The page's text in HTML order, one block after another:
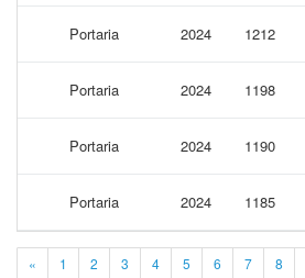
Portaria 2024 1212
Portaria 2024 1198
Portaria 2024 1190
Portaria 2024 1185
« 1 2 3 4 5 6 7 8